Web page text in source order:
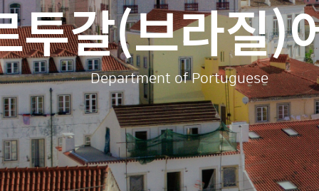
투갈(브라질)
Department of Portuguese